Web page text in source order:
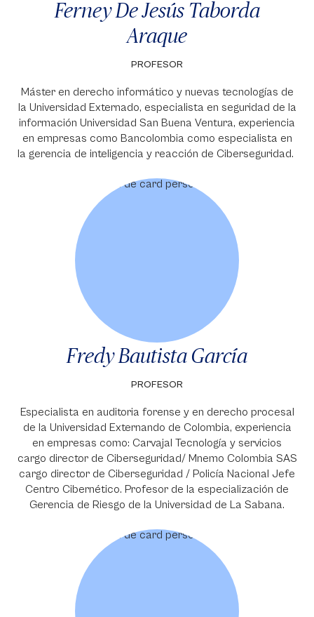
Ferney De Jesús Taborda
Araque
PROFESOR
Máster en derecho informático y nuevas tecnologías de
la Universidad Externado, especialista en seguridad de la
información Universidad San Buena Ventura, experiencia
en empresas como Bancolombia como especialista en
la gerencia de inteligencia y reacción de Ciberseguridad.
Fredy Bautista García
PROFESOR
Especialista en auditoria forense y en derecho procesal
de la Universidad Externando de Colombia, experiencia
en empresas como: Carvajal Tecnología y servicios
cargo director de Ciberseguridad/ Mnemo Colombia SAS
cargo director de Ciberseguridad / Policía Nacional Jefe
Centro Cibernético. Profesor de la especialización de
Gerencia de Riesgo de la Universidad de La Sabana.